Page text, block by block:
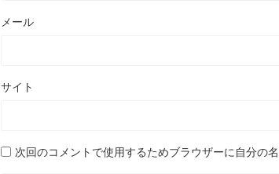
メール
サイト
次回のコメントで使用するためブラウザーに自分の